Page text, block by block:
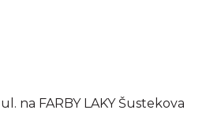
na FARBY LAKY Šustekova